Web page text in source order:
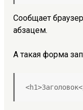
Сообщает
абзацем.
А такая форма